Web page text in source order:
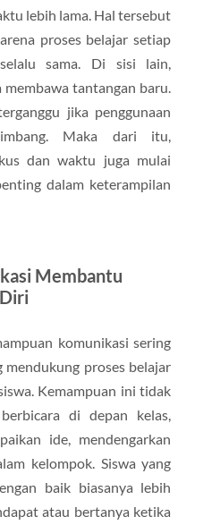
lebih lama. Hal tersebut
proses belajar setiap
sama. Di sisi lain,
tantangan baru.
jika penggunaan
Maka dari itu,
dan waktu juga mulai
dalam keterampilan
Membantu
komunikasi sering
proses belajar
Kemampuan ini tidak
di depan kelas,
ide, mendengarkan
kelompok. Siswa yang
baik biasanya lebih
atau bertanya ketika